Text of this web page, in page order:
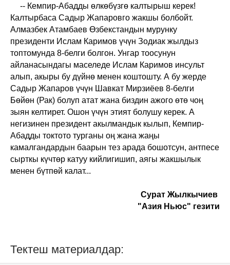
-- Кемпир-Абадды өлкөбүзгө калтырыш керек!
Калтырбаса Садыр Жапаровго жакшы болбойт.
Алмазбек Атамбаев Өзбекстандын мурунку
президенти Ислам Каримов үчүн Зодиак жылдыз
топтомунда 8-белги болгон. Унгар тоосунун
айланасындагы маселеде Ислам Каримов инсульт
алып, акыры бу дүйнө менен коштошту. А бу жерде
Садыр Жапаров үчүн Шавкат Мирзиёев 8-белги
Бөйөн (Рак) болуп атат жана биздин ажого өтө чоң
зыян келтирет. Ошон үчүн этият болушу керек. А
негизинен президент акылмандык кылып, Кемпир-
Абадды токтото турганы оң жана жаңы
камалгандардын баарын тез арада бошотсун, антпесе
сырткы күчтөр катуу кийлигишип, аягы жакшылык
менен бүтпөй калат...
Сурат Жылкычиев
"Азия Ньюс" гезити
Тектеш материалдар: